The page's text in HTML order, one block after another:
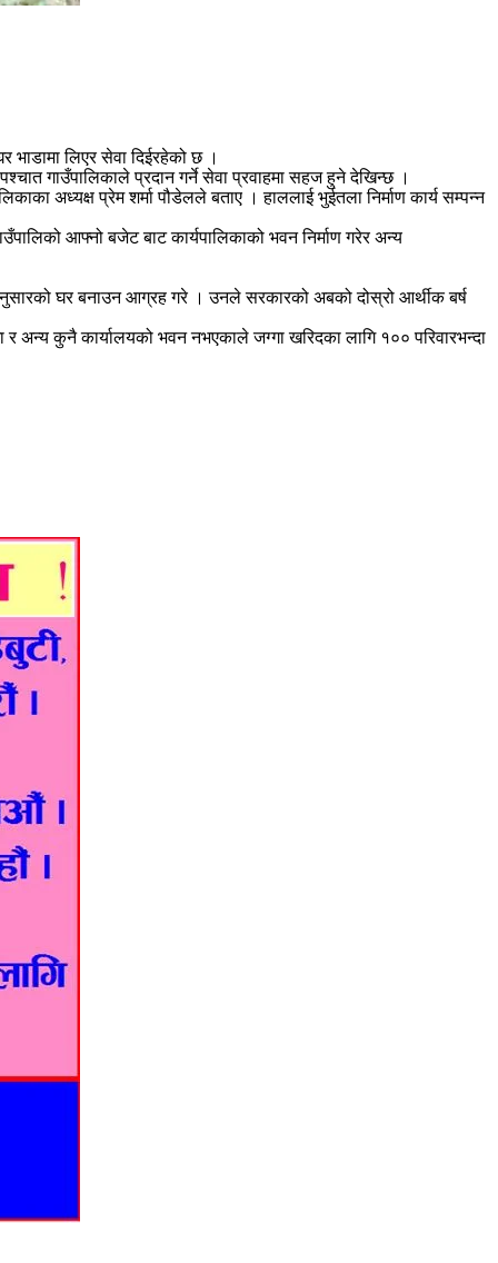
लिएर सेवा दिईरहेको छ ।
गाउँपालिकाले प्रदान गर्ने सेवा प्रवाहमा सहज हुने देखिन्छ ।
अध्यक्ष प्रेम शर्मा पौडेलले बताए । हाललाई भुईतला निर्माण कार्य सम्पन्न
आफ्नो बजेट बाट कार्यपालिकाको भवन निर्माण गरेर अन्य
घर बनाउन आग्रह गरे । उनले सरकारको अबको दोस्रो आर्थीक बर्ष
अन्य कुनै कार्यालयको भवन नभएकाले जग्गा खरिदका लागि १०० परिवारभन्दा